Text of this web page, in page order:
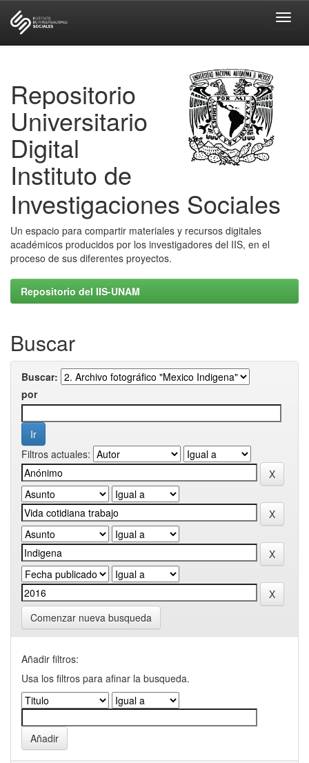
Repositorio
Universitario
Digital
Instituto de
Investigaciones Sociales
Un espacio para compartir materiales y recursos digitales
académicos producidos por los investigadores del IIS, en el
proceso de sus diferentes proyectos.
Repositorio del IIS-UNAM
Buscar
Buscar:
por
Filtros actuales:
Comenzar nueva busqueda
Añadir filtros:
Usa los filtros para afinar la busqueda.